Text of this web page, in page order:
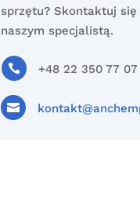
sprzętu? Skontaktuj się
naszym specjalistą.
 +48 22 350 77 07
